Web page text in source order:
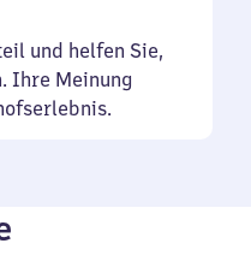
und helfen Sie,
Ihre Meinung